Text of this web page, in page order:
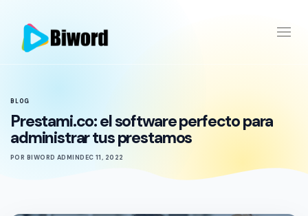
BLOG
Prestami.co: el software perfecto para
administrar tus prestamos
POR BIWORD ADMINDEC 11, 2022